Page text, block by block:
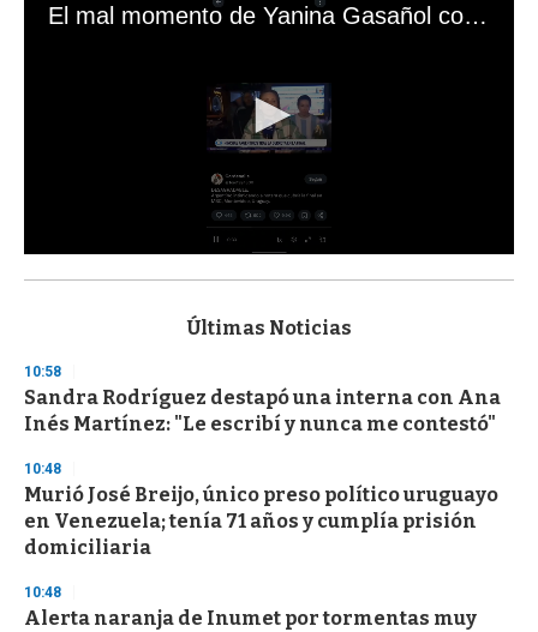
El mal momento de Yanina Gasañol con un hincha argentino en "Subrayado"
s
d
s
o
f
3
s
c
o
d
s
Últimas Noticias
10:58
Sandra Rodríguez destapó una interna con Ana
Inés Martínez: "Le escribí y nunca me contestó"
10:48
Murió José Breijo, único preso político uruguayo
en Venezuela; tenía 71 años y cumplía prisión
domiciliaria
10:48
Alerta naranja de Inumet por tormentas muy